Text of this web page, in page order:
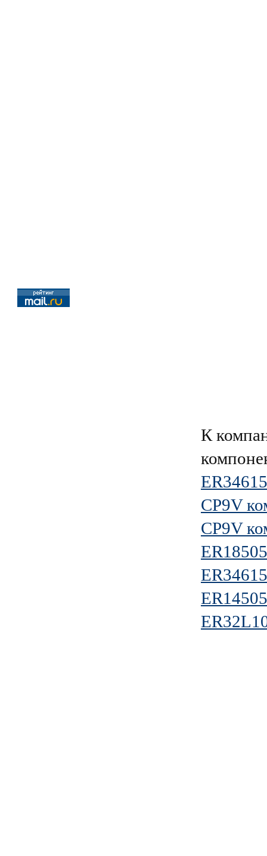
К
CP9V
CP9V